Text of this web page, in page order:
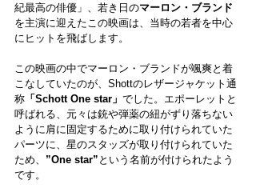
紀最高の俳優」、若き日のマーロン・ブランド
を主演に迎えたこの映画は、当時の若者を中心
にヒットを飛ばします。
この映画の中でマーロン・ブランドが颯爽と着
こなしていたのが、Shottのレザージャケット通
称 「Schott One star」 でした。エポーレットと
呼ばれる、元々は銃や弾薬の紐がずり落ちない
ように肩に固定するために取り付けられていた
パーツに、星のスタッズが取り付けられていた
ため、 ”One star” という名前が付けられたよう
です。